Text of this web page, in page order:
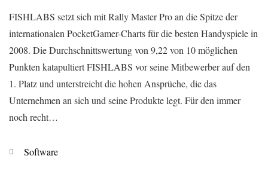
FISHLABS setzt sich mit Rally Master Pro an die Spitze der
internationalen PocketGamer-Charts für die besten Handyspiele in
2008. Die Durchschnittswertung von 9,22 von 10 möglichen
Punkten katapultiert FISHLABS vor seine Mitbewerber auf den
1. Platz und unterstreicht die hohen Ansprüche, die das
Unternehmen an sich und seine Produkte legt. Für den immer
noch recht…
Kategorien
Software